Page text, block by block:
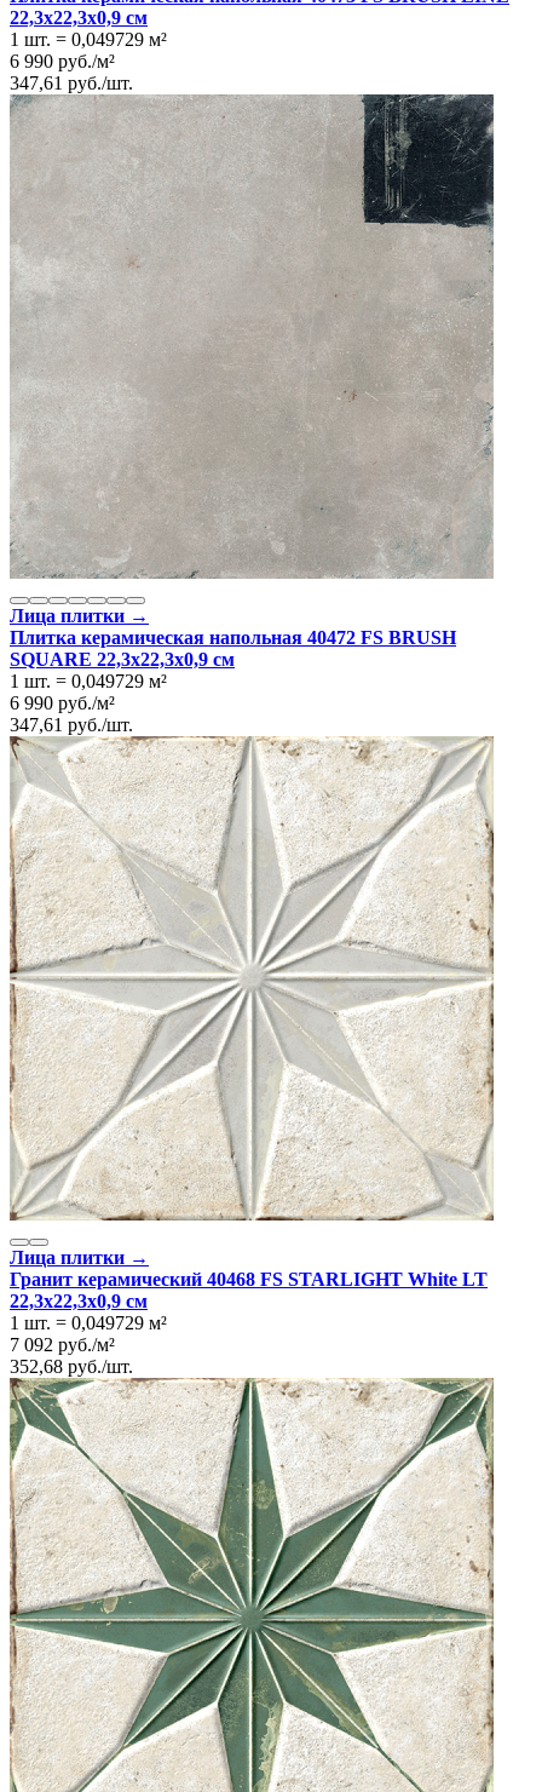
22,3x22,3x0,9 см
1 шт. = 0,049729 м²
6 990 руб./м²
347,61 руб./шт.
Лица плитки →
Плитка керамическая напольная 40472 FS BRUSH
SQUARE 22,3x22,3x0,9 см
1 шт. = 0,049729 м²
6 990 руб./м²
347,61 руб./шт.
Лица плитки →
Гранит керамический 40468 FS STARLIGHT White LT
22,3x22,3x0,9 см
1 шт. = 0,049729 м²
7 092 руб./м²
352,68 руб./шт.